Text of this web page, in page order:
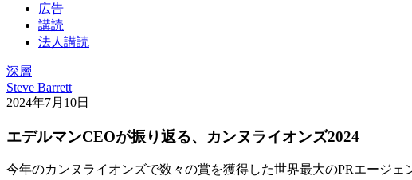
広告
講読
法人講読
深層
Steve Barrett
2024年7月10日
エデルマンCEOが振り返る、カンヌライオンズ2024
今年のカンヌライオンズで数々の賞を獲得した世界最大のPRエージ